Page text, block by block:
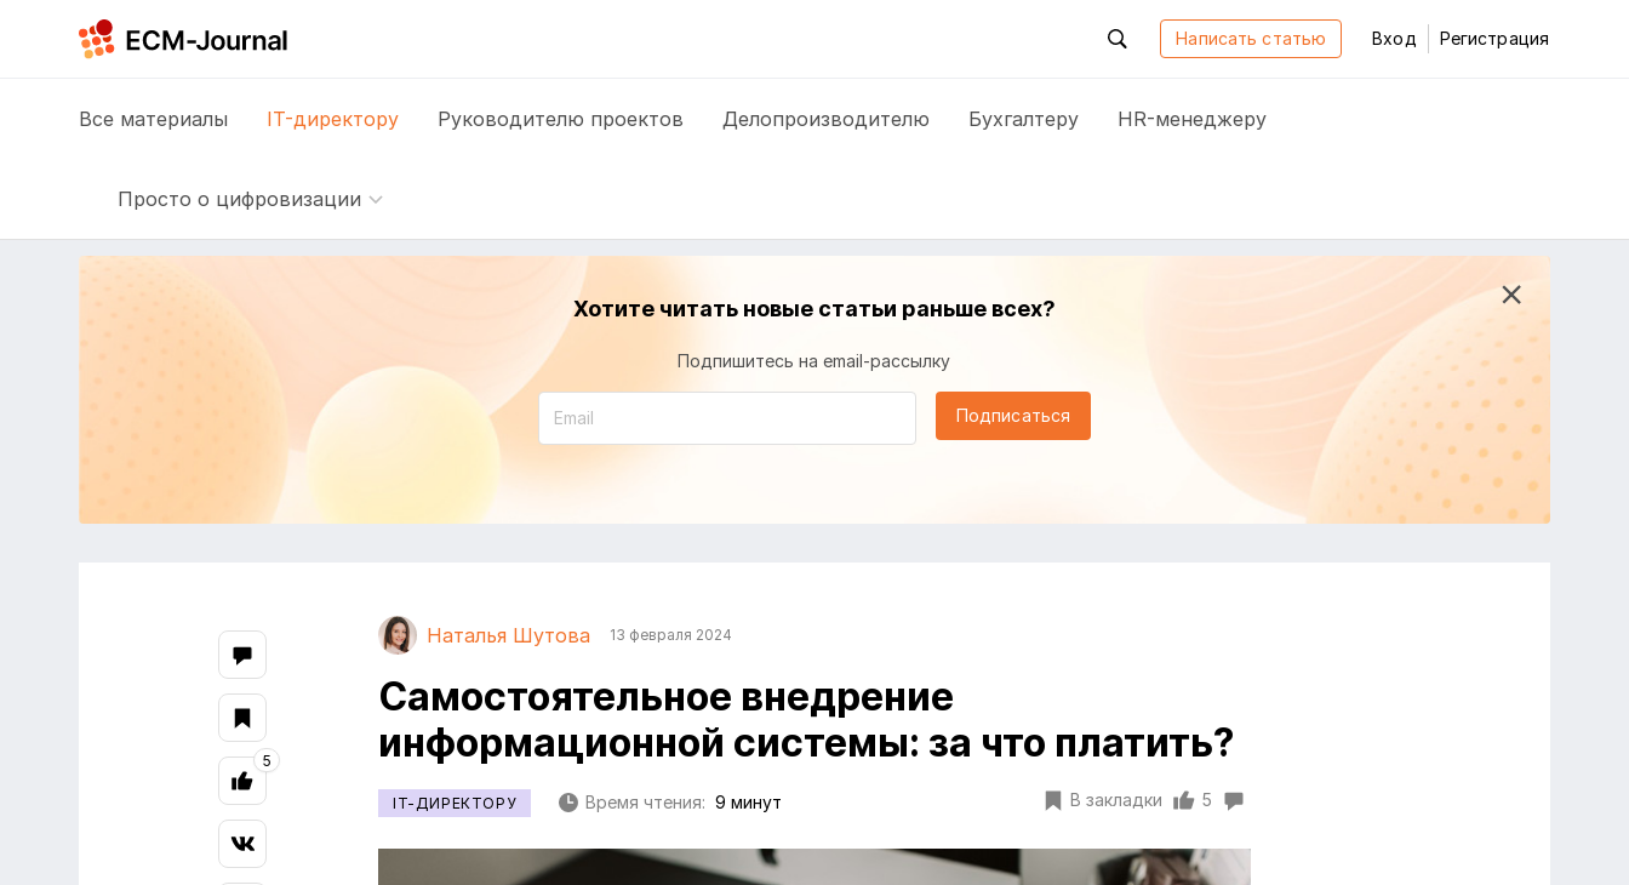
Написать статью Вход Регистрация
Все материалы IT-директору Руководителю проектов Делопроизводителю Бухгалтеру HR-менеджеру
Просто о цифровизации
Хотите читать новые статьи раньше всех?
Подпишитесь на email-рассылку
Подписаться
Наталья Шутова 13 февраля 2024
Самостоятельное внедрение
информационной системы: за что платить?
IT-ДИРЕКТОРУ Время чтения: 9 минут В закладки 5
5